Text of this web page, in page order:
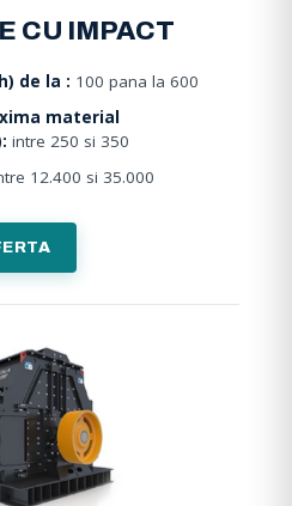
CU IMPACT
de la : 100 pana la 600
material
intre 250 si 350
12.400 si 35.000